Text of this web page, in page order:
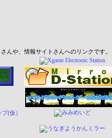
んや、情報サイトさんへのリンクです。
(仮）